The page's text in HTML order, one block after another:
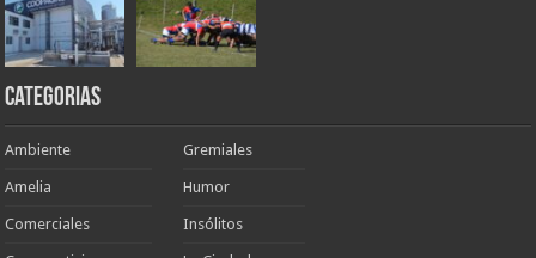
Categorias
Ambiente
Amelia
Comerciales
Gremiales
Humor
Insólitos